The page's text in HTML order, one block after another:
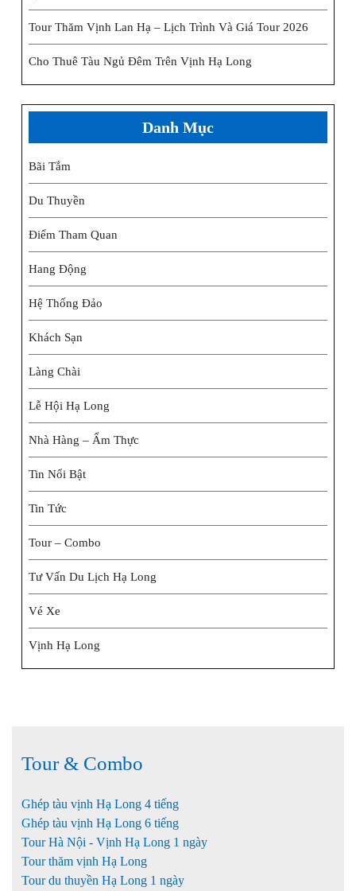
Tour Thăm Vịnh Lan Hạ – Lịch Trình Và Giá Tour 2026
Cho Thuê Tàu Ngủ Đêm Trên Vịnh Hạ Long
Danh Mục
Bãi Tắm
Du Thuyền
Điểm Tham Quan
Hang Động
Hệ Thống Đảo
Khách Sạn
Làng Chài
Lễ Hội Hạ Long
Nhà Hàng – Ẩm Thực
Tin Nổi Bật
Tin Tức
Tour – Combo
Tư Vấn Du Lịch Hạ Long
Vé Xe
Vịnh Hạ Long
Tour & Combo
Ghép tàu vịnh Hạ Long 4 tiếng
Ghép tàu vịnh Hạ Long 6 tiếng
Tour Hà Nội - Vịnh Hạ Long 1 ngày
Tour thăm vịnh Hạ Long
Tour du thuyền Hạ Long 1 ngày